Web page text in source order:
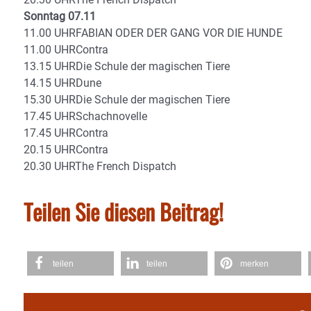
Sonntag 07.11
11.00 UHRFABIAN ODER DER GANG VOR DIE HUNDE
11.00 UHRContra
13.15 UHRDie Schule der magischen Tiere
14.15 UHRDune
15.30 UHRDie Schule der magischen Tiere
17.45 UHRSchachnovelle
17.45 UHRContra
20.15 UHRContra
20.30 UHRThe French Dispatch
Teilen Sie diesen Beitrag!
teilen teilen merken